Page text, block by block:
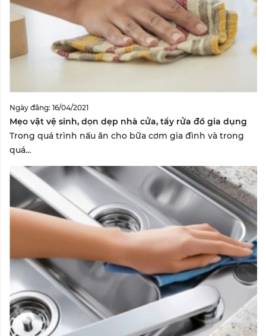
Ngày đăng: 16/04/2021
Mẹo vặt vệ sinh, dọn dẹp nhà cửa, tẩy rửa đồ gia dụng
Trong quá trình nấu ăn cho bữa cơm gia đình và trong
quá...